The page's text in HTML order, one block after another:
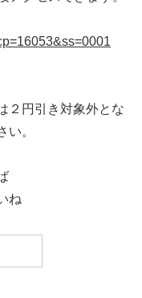
２円引き対象外とな
い。
ね